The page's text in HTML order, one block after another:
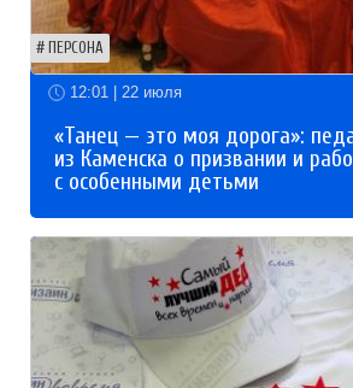
ПЕРСОНА
12:01 | 22 июля
«Танец — это моя дорога»:
из Каменска о призвании и
с особенными детьми